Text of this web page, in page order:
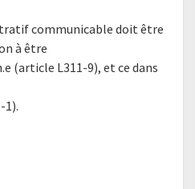
communicable doit être
à être
(article L311-9), et ce dans
1).